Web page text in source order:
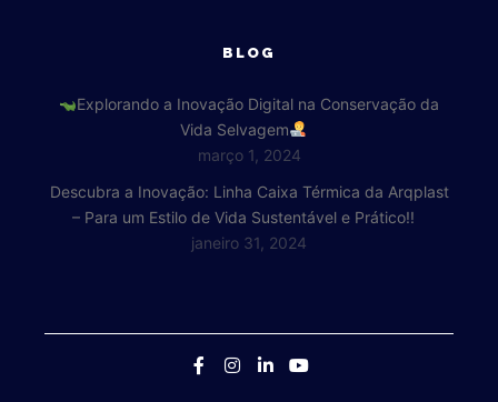
BLOG
Explorando a Inovação Digital na Conservação da
Vida Selvagem
março 1, 2024
Descubra a Inovação: Linha Caixa Térmica da Arqplast
– Para um Estilo de Vida Sustentável e Prático!!
janeiro 31, 2024